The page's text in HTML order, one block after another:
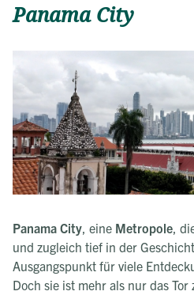
Panama City
Panama City, eine Metropole,
und zugleich tief in der
Ausgangspunkt für viele
Doch sie ist mehr als nur das